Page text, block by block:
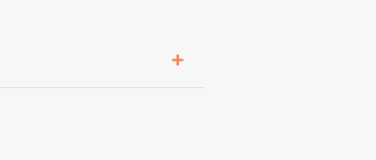
bei Unklarheiten